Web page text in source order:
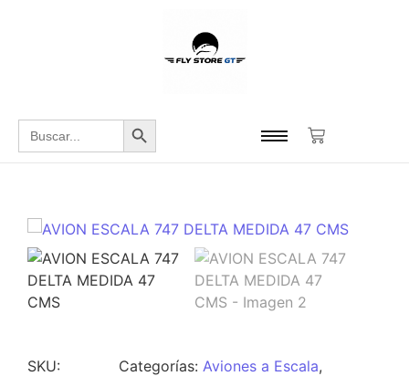
Buscar: Botón de búsqueda
SKU:
Categorías:Aviones a Escala,